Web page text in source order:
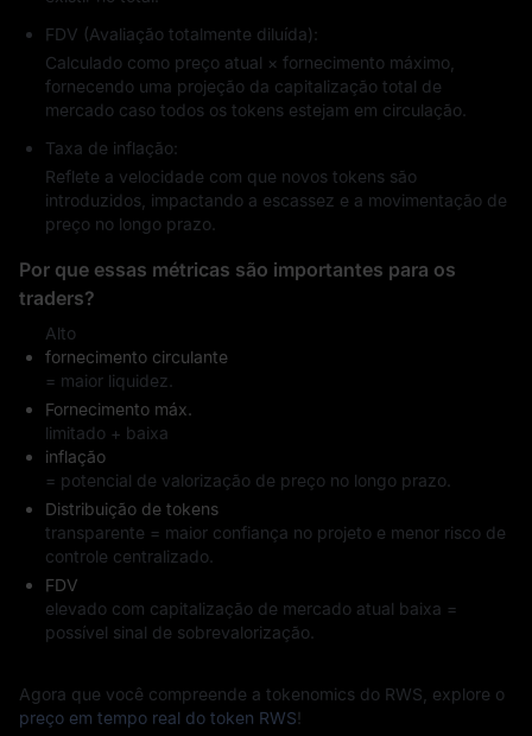
FDV (Avaliação totalmente diluída):
Calculado como preço atual × fornecimento máximo,
fornecendo uma projeção da capitalização total de
mercado caso todos os tokens estejam em circulação.
Taxa de inflação:
Reflete a velocidade com que novos tokens são
introduzidos, impactando a escassez e a movimentação de
preço no longo prazo.
Por que essas métricas são importantes para os
traders?
Alto
fornecimento circulante
= maior liquidez.
Fornecimento máx.
limitado + baixa
inflação
= potencial de valorização de preço no longo prazo.
Distribuição de tokens
transparente = maior confiança no projeto e menor risco de
controle centralizado.
FDV
elevado com capitalização de mercado atual baixa =
possível sinal de sobrevalorização.
Agora que você compreende a tokenomics do RWS, explore o
preço em tempo real do token RWS!